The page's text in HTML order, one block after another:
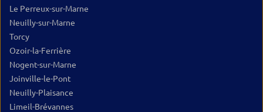
Le Perreux-sur-Marne
Neuilly-sur-Marne
Torcy
Ozoir-la-Ferrière
Nogent-sur-Marne
Joinville-le-Pont
Neuilly-Plaisance
Limeil-Brévannes